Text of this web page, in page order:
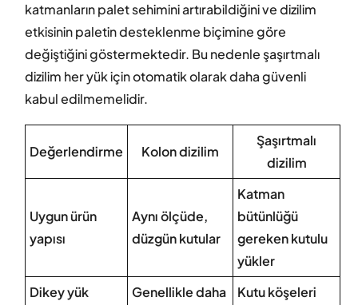
katmanların palet sehimini artırabildiğini ve dizilim
etkisinin paletin desteklenme biçimine göre
değiştiğini göstermektedir. Bu nedenle şaşırtmalı
dizilim her yük için otomatik olarak daha güvenli
kabul edilmemelidir.
Değerlendirme Kolon dizilim
Şaşırtmalı
dizilim
Uygun ürün
yapısı
Aynı ölçüde,
düzgün kutular
Katman
bütünlüğü
gereken kutulu
yükler
Dikey yük
Genellikle daha
Kutu köşeleri